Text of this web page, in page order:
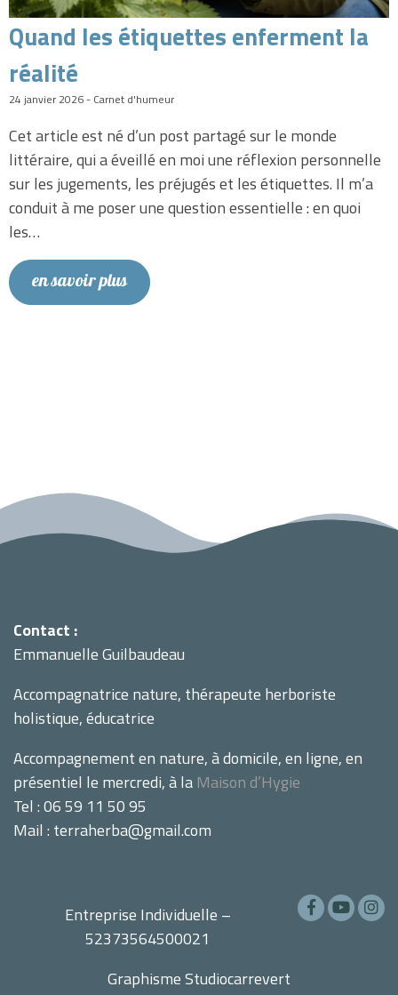
Quand les étiquettes enferment la
réalité
24 janvier 2026 - Carnet d'humeur
Cet article est né d’un post partagé sur le monde
littéraire, qui a éveillé en moi une réflexion personnelle
sur les jugements, les préjugés et les étiquettes. Il m’a
conduit à me poser une question essentielle : en quoi
les…
en savoir plus
Contact :
Emmanuelle Guilbaudeau
Accompagnatrice nature, thérapeute herboriste
holistique, éducatrice
Accompagnement en nature, à domicile, en ligne, en
présentiel le mercredi, à la Maison d’Hygie
Tel : 06 59 11 50 95
Mail : terraherba@gmail.com
Entreprise Individuelle –
52373564500021
GraphismeStudiocarrevert